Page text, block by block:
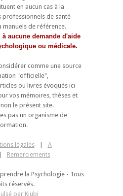
en aucun cas à la
professionnels de santé
manuels de référence.
à aucune demande d'aide
ou médicale.
comme une source
"officielle",
ou livres évoqués ici
vos mémoires, thèses et
le présent site.
pas un organisme de
légales
A
Remerciements
la Psychologie - Tous
réservés.
par Kiubi